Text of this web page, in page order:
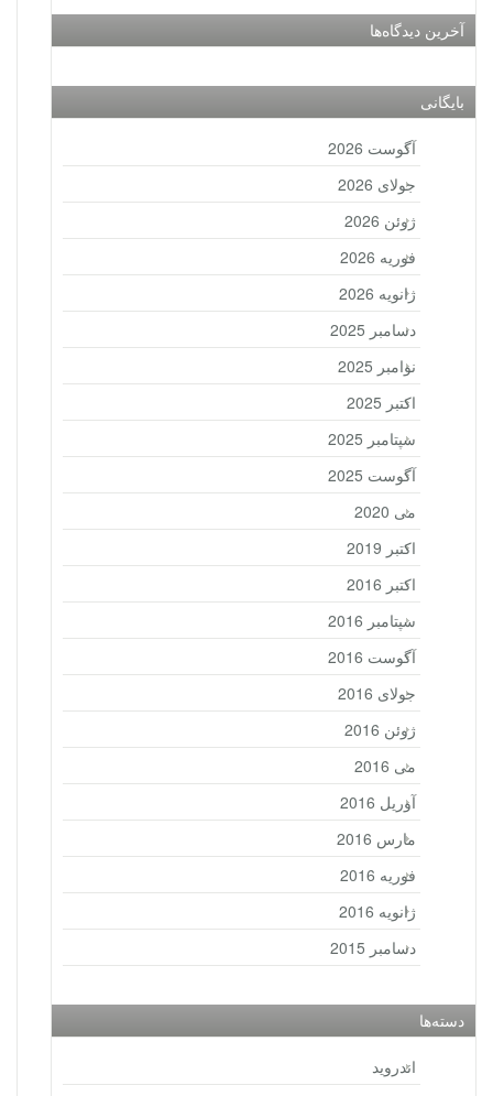
آخرین دیدگاه‌ها
بایگانی
آگوست 2026
جولای 2026
ژوئن 2026
فوریه 2026
ژانویه 2026
دسامبر 2025
نوامبر 2025
اکتبر 2025
سپتامبر 2025
آگوست 2025
می 2020
اکتبر 2019
اکتبر 2016
سپتامبر 2016
آگوست 2016
جولای 2016
ژوئن 2016
می 2016
آوریل 2016
مارس 2016
فوریه 2016
ژانویه 2016
دسامبر 2015
دسته‌ها
اندروید